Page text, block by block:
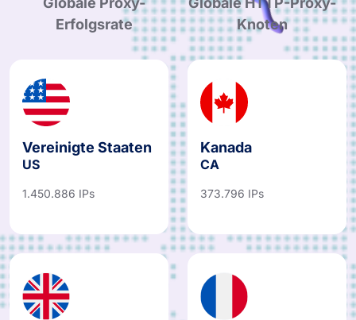
Globale Proxy-
Erfolgsrate
Globale HTTP-Proxy-
Knoten
Vereinigte Staaten
US
1.450.886 IPs
Kanada
CA
373.796 IPs